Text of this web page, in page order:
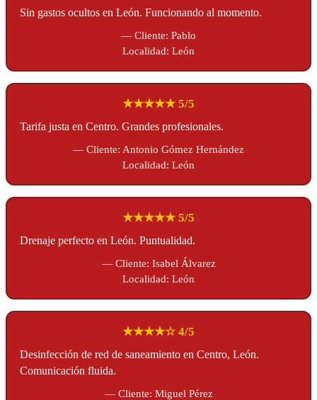
Sin gastos ocultos en León. Funcionando al momento.
— Cliente: Pablo
Localidad: León
★★★★★ 5/5
Tarifa justa en Centro. Grandes profesionales.
— Cliente: Antonio Gómez Hernández
Localidad: León
★★★★★ 5/5
Drenaje perfecto en León. Puntualidad.
— Cliente: Isabel Álvarez
Localidad: León
★★★★☆ 4/5
Desinfección de red de saneamiento en Centro, León.
Comunicación fluida.
— Cliente: Miguel Pérez